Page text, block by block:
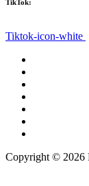
TikTok:
Tiktok-icon-white
Copyright © 2026